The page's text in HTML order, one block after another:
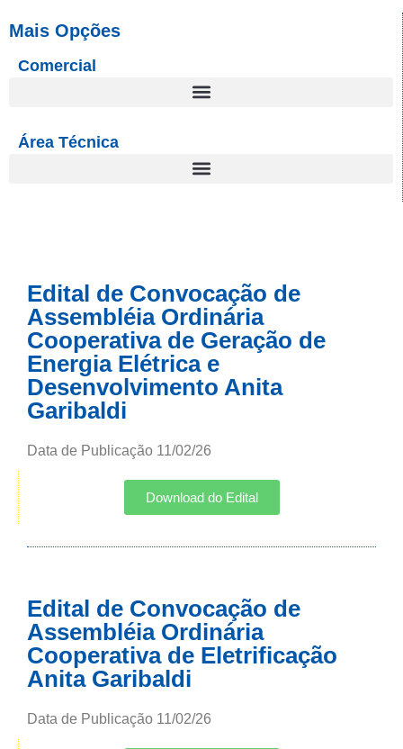
Mais Opções
Comercial
Área Técnica
Edital de Convocação de
Assembléia Ordinária
Cooperativa de Geração de
Energia Elétrica e
Desenvolvimento Anita
Garibaldi
Data de Publicação 11/02/26
Download do Edital
Edital de Convocação de
Assembléia Ordinária
Cooperativa de Eletrificação
Anita Garibaldi
Data de Publicação 11/02/26